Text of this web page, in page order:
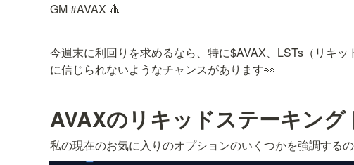
GM #AVAX 🔺
今週末に利回りを求めるなら、特に$AVAX、LSTs（リキ
に信じられないようなチャンスがあります👀
AVAXのリキッドステーキン
私の現在のお気に入りのオプションのいくつかを強調する